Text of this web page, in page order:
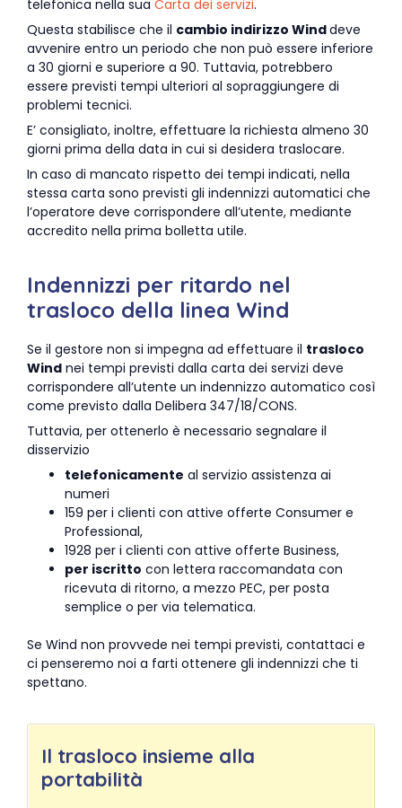
telefonica nella sua Carta dei servizi.
Questa stabilisce che il cambio indirizzo Winddeve
avvenire entro un periodo che non può essere inferiore
a 30 giorni e superiore a 90. Tuttavia, potrebbero
essere previsti tempi ulteriori al sopraggiungere di
problemi tecnici.
E’ consigliato, inoltre, effettuare la richiesta almeno 30
giorni prima della data in cui si desidera traslocare.
In caso di mancato rispetto dei tempi indicati, nella
stessa carta sono previsti gli indennizzi automatici che
l’operatore deve corrispondere all’utente, mediante
accredito nella prima bolletta utile.
Indennizzi per ritardo nel
trasloco della linea Wind
Se il gestore non si impegna ad effettuare il trasloco
Wind nei tempi previsti dalla carta dei servizi deve
corrispondere all’utente un indennizzo automatico così
come previsto dalla Delibera 347/18/CONS.
Tuttavia, per ottenerlo è necessario segnalare il
disservizio
telefonicamente al servizio assistenza ai
numeri
159 per i clienti con attive offerte Consumer e
Professional,
1928 per i clienti con attive offerte Business,
per iscritto con lettera raccomandata con
ricevuta di ritorno, a mezzo PEC, per posta
semplice o per via telematica.
Se Wind non provvede nei tempi previsti, contattaci e
ci penseremo noi a farti ottenere gli indennizzi che ti
spettano.
Il trasloco insieme alla
portabilità